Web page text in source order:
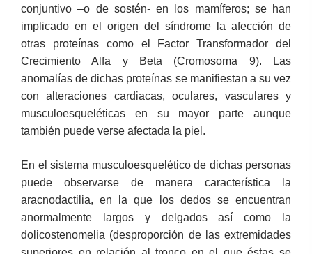
conjuntivo –o de sostén- en los mamíferos; se han
implicado en el origen del síndrome la afección de
otras proteínas como el Factor Transformador del
Crecimiento Alfa y Beta (Cromosoma 9). Las
anomalías de dichas proteínas se manifiestan a su vez
con alteraciones cardiacas, oculares, vasculares y
musculoesqueléticas en su mayor parte aunque
también puede verse afectada la piel.
En el sistema musculoesquelético de dichas personas
puede observarse de manera característica la
aracnodactilia, en la que los dedos se encuentran
anormalmente largos y delgados así como la
dolicostenomelia (desproporción de las extremidades